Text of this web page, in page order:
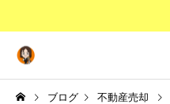
ブログ 不動産売却